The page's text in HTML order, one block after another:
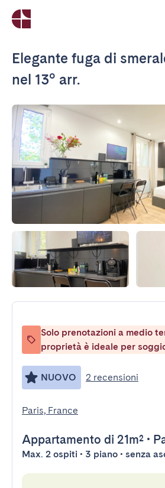
Elegante fuga di
nel 13° arr.
Solo prenotazioni a medio
proprietà è ideale per
NUOVO 2 recensioni
Paris, France
Appartamento di 21m² •
Max. 2 ospiti • 3 piano • senza